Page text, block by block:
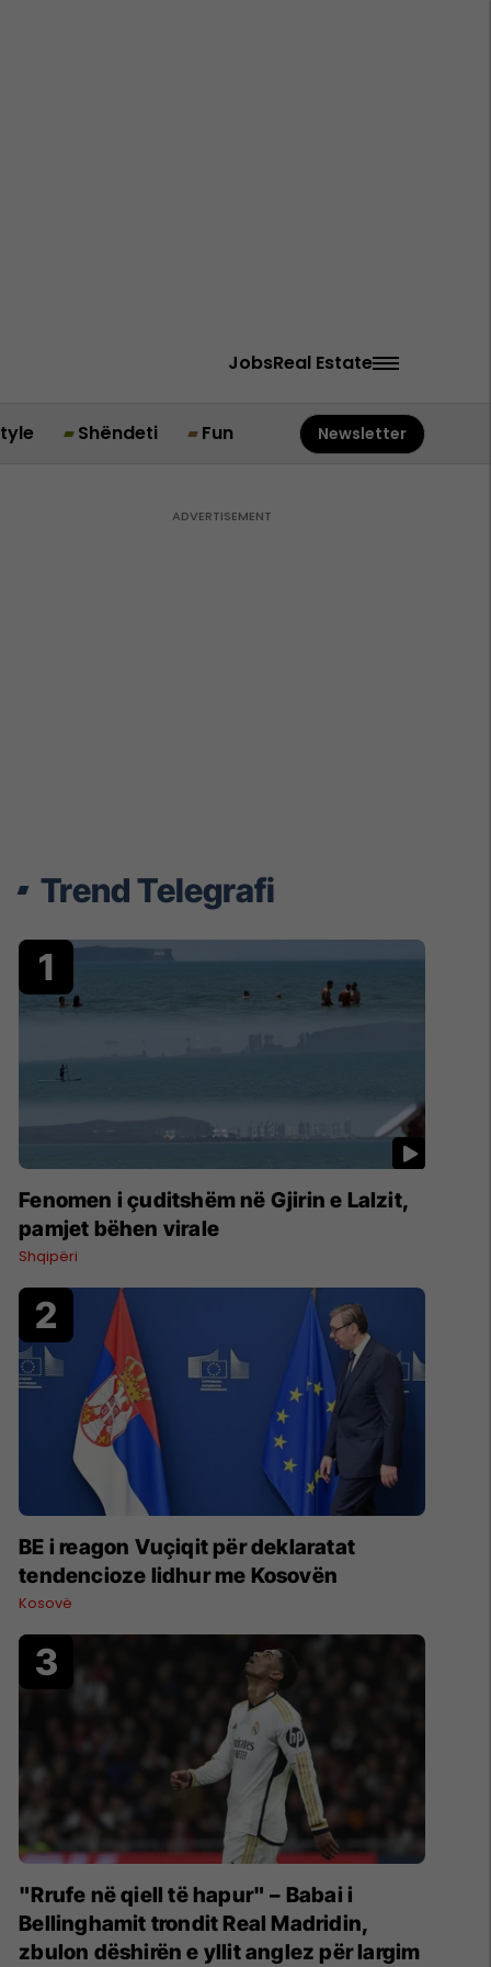
JobsReal Estate
Shëndeti Fun Newsletter
Trend Telegrafi
Fenomen i çuditshëm në Gjirin e Lalzit,
pamjet bëhen virale
Shqipëri
BE i reagon Vuçiqit për deklaratat
tendencioze lidhur me Kosovën
Kosovë
"Rrufe në qiell të hapur" – Babai i
Bellinghamit trondit Real Madridin,
zbulon dëshirën e yllit anglez për largim